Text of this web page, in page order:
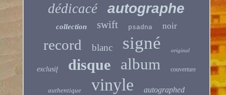
dédicacé autographe
collection swift psadna noir
record blanc signé original
exclusif disque album couverture
authentique vinyle autographed